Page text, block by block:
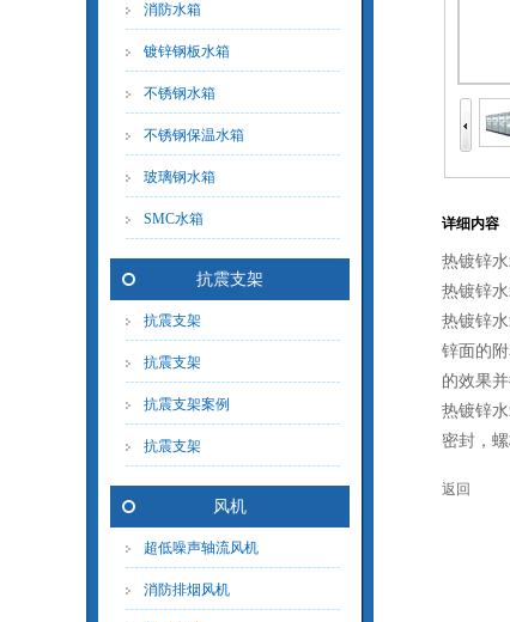
消防水箱
镀锌钢板水箱
不锈钢水箱
不锈钢保温水箱
玻璃钢水箱
SMC水箱
抗震支架
抗震支架
抗震支架
抗震支架案例
抗震支架
风机
超低噪声轴流风机
消防排烟风机
详细内容
热镀锌
热镀锌
热镀锌
锌面的
的效果
热镀锌
密封，螺
返回